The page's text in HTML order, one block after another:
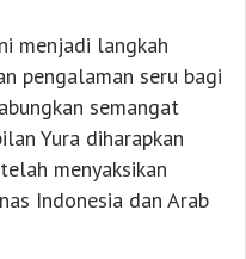
menjadi langkah
pengalaman seru bagi
semangat
Yura diharapkan
menyaksikan
Indonesia dan Arab